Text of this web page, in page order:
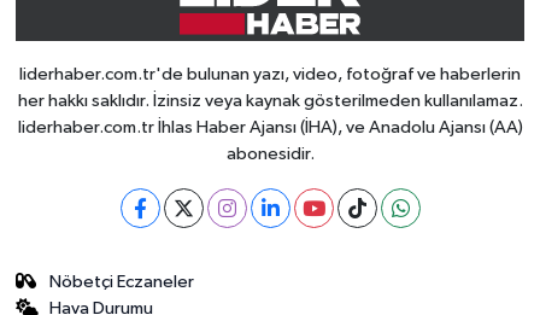
liderhaber.com.tr'de bulunan yazı, video, fotoğraf ve haberlerin
her hakkı saklıdır. İzinsiz veya kaynak gösterilmeden kullanılamaz.
liderhaber.com.tr İhlas Haber Ajansı (İHA), ve Anadolu Ajansı (AA)
abonesidir.
Nöbetçi Eczaneler
Hava Durumu